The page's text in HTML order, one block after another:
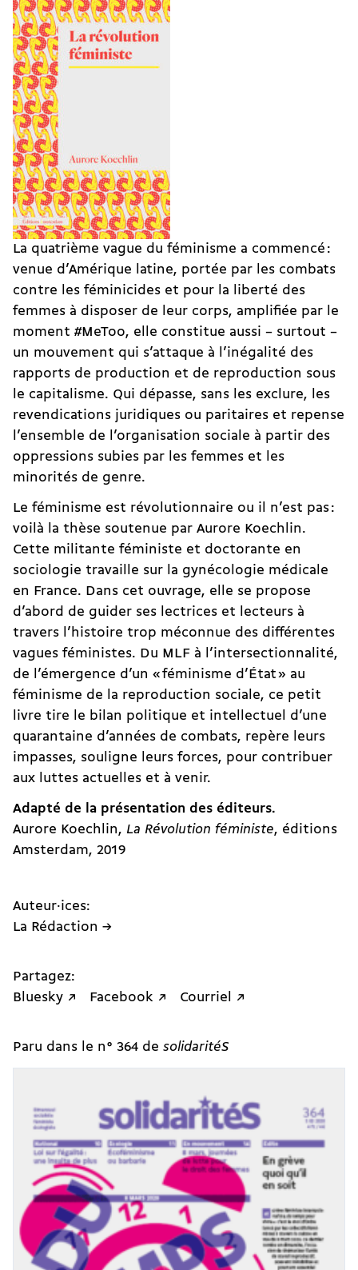
La quatrième vague du féminisme a commencé :
venue d’Amérique latine, portée par les combats
contre les féminicides et pour la liberté des
femmes à disposer de leur corps, amplifiée par le
moment #MeToo, elle constitue aussi – surtout –
un mouvement qui s’attaque à l’inégalité des
rapports de production et de reproduction sous
le capitalisme. Qui dépasse, sans les exclure, les
revendications juridiques ou paritaires et repense
l’ensemble de l’organisation sociale à partir des
oppressions subies par les femmes et les
minorités de genre.
Le féminisme est révolutionnaire ou il n’est pas :
voilà la thèse soutenue par Aurore Koechlin.
Cette militante féministe et doctorante en
sociologie travaille sur la gynécologie médicale
en France. Dans cet ouvrage, elle se propose
d’abord de guider ses lectrices et lecteurs à
travers l’histoire trop méconnue des différentes
vagues féministes. Du MLF à l’intersectionnalité,
de l’émergence d’un « féminisme d’État » au
féminisme de la reproduction sociale, ce petit
livre tire le bilan politique et intellectuel d’une
quarantaine d’années de combats, repère leurs
impasses, souligne leurs forces, pour contribuer
aux luttes actuelles et à venir.
Adapté de la présentation des éditeurs.
Aurore Koechlin, La Révolution féministe, éditions
Amsterdam, 2019
Auteur·ices:
La Rédaction →
Partagez:
Bluesky ↗
Facebook ↗ Courriel ↗
Paru dans le n° 364 de solidaritéS